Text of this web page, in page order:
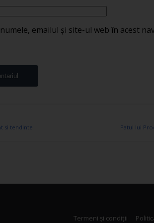
emailul și site-ul web în acest
si tendinte
Termeni și condiții